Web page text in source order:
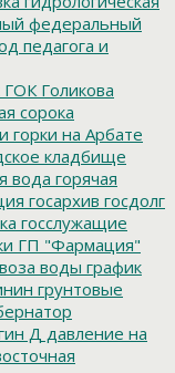
федеральный
педагога и
ГОК Голикова
сорока
горки на Арбате
кладбище
вода горячая
госархив госдолг
госслужащие
ГП "Фармация"
воды график
грунтовые
Д давление на